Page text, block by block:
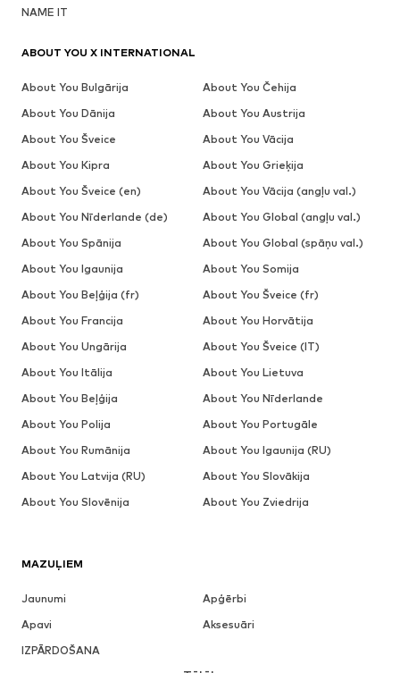
MAZUĻIEM
Jaunumi
Apģērbi
Apavi
Aksesuāri
IZPĀRDOŠANA
NAME IT
ABOUT YOU X INTERNATIONAL
About You Bulgārija
About You Čehija
About You Dānija
About You Austrija
About You Šveice
About You Vācija
About You Kipra
About You Grieķija
About You Šveice (en)
About You Vācija (angļu val.)
About You Nīderlande (de)
About You Global (angļu val.)
About You Spānija
About You Global (spāņu val.)
About You Igaunija
About You Somija
About You Beļģija (fr)
About You Šveice (fr)
About You Francija
About You Horvātija
About You Ungārija
About You Šveice (IT)
About You Itālija
About You Lietuva
About You Beļģija
About You Nīderlande
About You Polija
About You Portugāle
About You Rumānija
About You Igaunija (RU)
About You Latvija (RU)
About You Slovākija
About You Slovēnija
About You Zviedrija